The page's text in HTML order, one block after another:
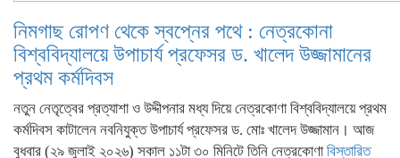
নিমগাছ রোপণ থেকে স্বপ্নের পথে : নেত্রকোনা
বিশ্ববিদ্যালয়ে উপাচার্য প্রফেসর ড. খালেদ উজ্জামানের
প্রথম কর্মদিবস
নতুন নেতৃত্বের প্রত্যাশা ও উদ্দীপনার মধ্য দিয়ে নেত্রকোণা বিশ্ববিদ্যালয়ে প্রথম
কর্মদিবস কাটালেন নবনিযুক্ত উপাচার্য প্রফেসর ড. মোঃ খালেদ উজ্জামান। আজ
বুধবার (২৯ জুলাই ২০২৬) সকাল ১১টা ৩০ মিনিটে তিনি নেত্রকোণাবিস্তারিত